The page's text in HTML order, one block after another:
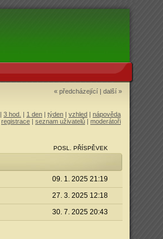
« předcházející | další »
| 3 hod. | 1 den | týden | vzhled | nápověda
registrace | seznam uživatelů | moderátoři
POSL. PŘÍSPĚVEK
09. 1. 2025 21:19
27. 3. 2025 12:18
30. 7. 2025 20:43